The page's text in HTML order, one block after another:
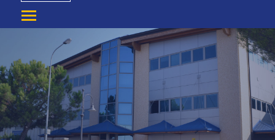
PRODOTTI
NORMATIVE
MEDIA
DOWNLOAD